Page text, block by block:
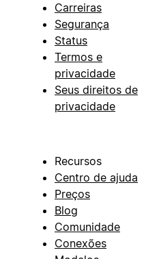
Carreiras
Segurança
Status
Termos e
privacidade
Seus direitos de
privacidade
Recursos
Centro de ajuda
Preços
Blog
Comunidade
Conexões